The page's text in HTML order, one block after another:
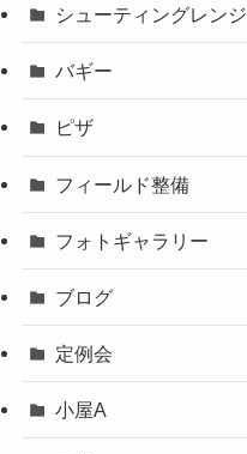
シューティングレンジ
バギー
ピザ
フィールド整備
フォトギャラリー
ブログ
定例会
小屋A